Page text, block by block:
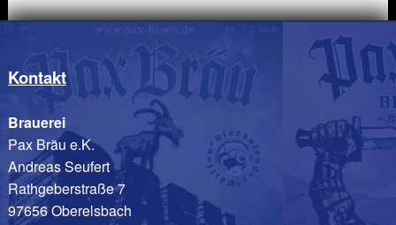
Kontakt
Brauerei
Pax Bräu e.K.
Andreas Seufert
Rathgeberstraße 7
97656 Oberelsbach